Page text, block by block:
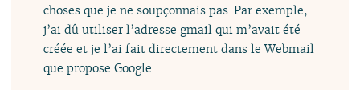
choses que je ne soupçonnais pas. Par exemple,
j’ai dû utiliser l’adresse gmail qui m’avait été
créée et je l’ai fait directement dans le Webmail
que propose Google.